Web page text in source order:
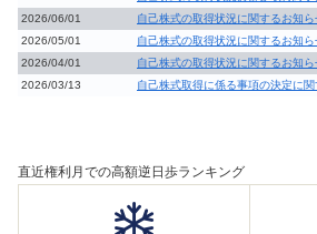
2026/06/01
自己株式の取得状況に関するお知ら
2026/05/01
自己株式の取得状況に関するお知ら
2026/04/01
自己株式の取得状況に関するお知ら
2026/03/13
自己株式取得に係る事項の決定に
直近権利月での高額逆日歩ランキング